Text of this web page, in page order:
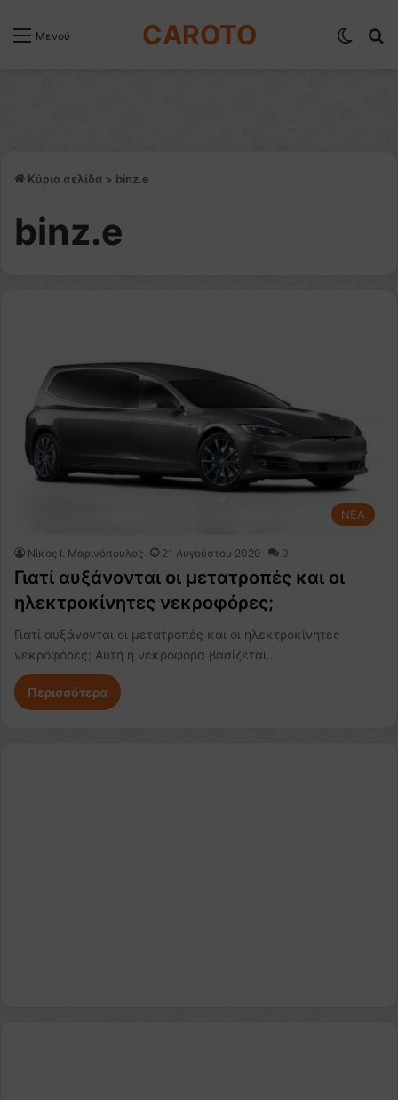
Μενού CAROTO
Κύρια σελίδα > binz.e
binz.e
NEA
Nίκος Ι. Mαρινόπουλος 21 Αυγούστου 2020 0
Γιατί αυξάνονται οι μετατροπές και οι
ηλεκτροκίνητες νεκροφόρες;
Γιατί αυξάνονται οι μετατροπές και οι ηλεκτροκίνητες
νεκροφόρες; Αυτή η νεκροφόρα βασίζεται…
Περισσότερα